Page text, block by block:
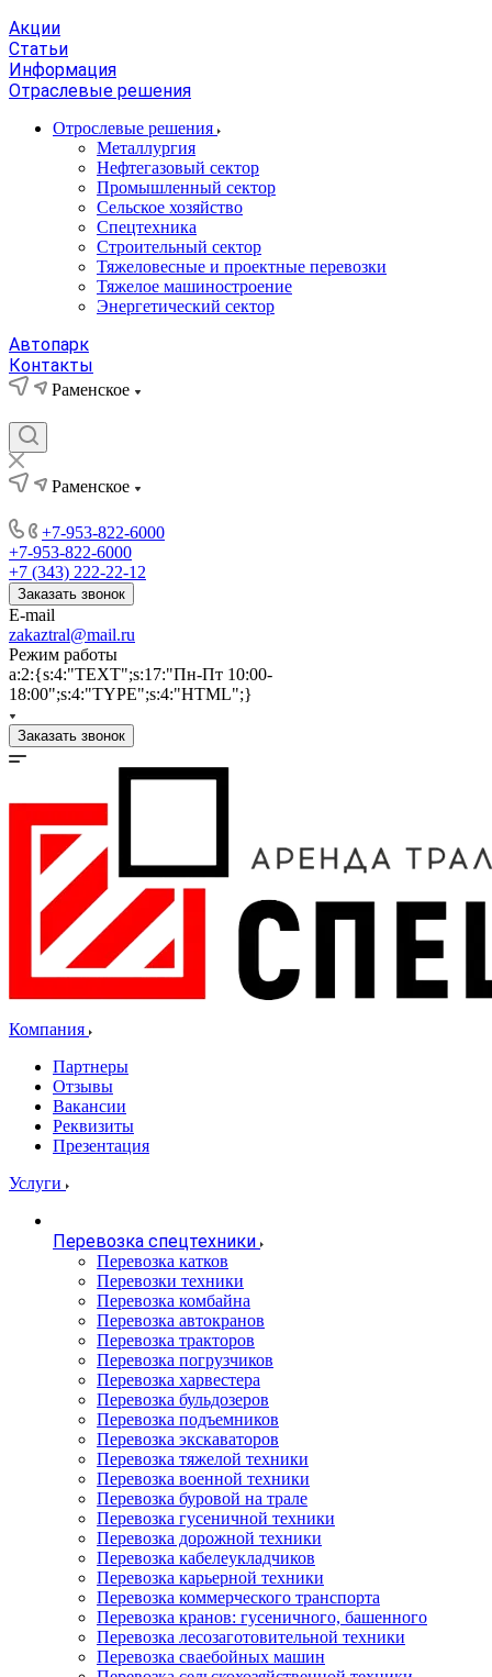
Акции
Статьи
Информация
Отраслевые решения
Отрослевые решения
Металлургия
Нефтегазовый сектор
Промышленный сектор
Сельское хозяйство
Спецтехника
Строительный сектор
Тяжеловесные и проектные перевозки
Тяжелое машиностроение
Энергетический сектор
Автопарк
Контакты
Раменское
Раменское
+7-953-822-6000
+7-953-822-6000
+7 (343) 222-22-12
Заказать звонок
E-mail
zakaztral@mail.ru
Режим работы
a:2:{s:4:"TEXT";s:17:"Пн-Пт 10:00-
18:00";s:4:"TYPE";s:4:"HTML";}
Заказать звонок
Компания
Партнеры
Отзывы
Вакансии
Реквизиты
Презентация
Услуги
Перевозка спецтехники
Перевозка катков
Перевозки техники
Перевозка комбайна
Перевозка автокранов
Перевозка тракторов
Перевозка погрузчиков
Перевозка харвестера
Перевозка бульдозеров
Перевозка подъемников
Перевозка экскаваторов
Перевозка тяжелой техники
Перевозка военной техники
Перевозка буровой на трале
Перевозка гусеничной техники
Перевозка дорожной техники
Перевозка кабелеукладчиков
Перевозка карьерной техники
Перевозка коммерческого транспорта
Перевозка кранов: гусеничного, башенного
Перевозка лесозаготовительной техники
Перевозка сваебойных машин